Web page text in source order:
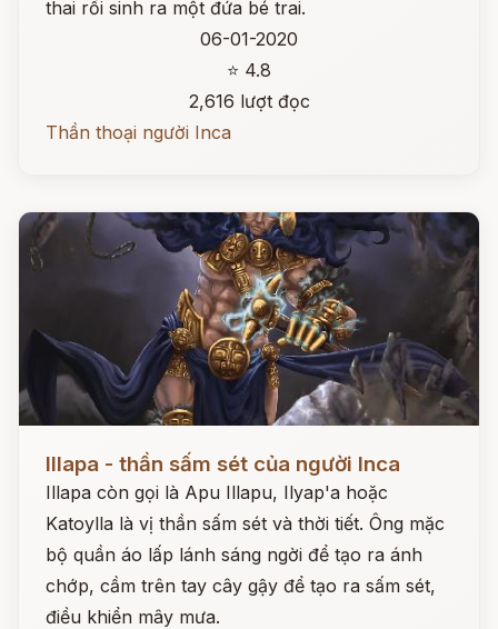
thai rồi sinh ra một đứa bé trai.
06-01-2020
⭐ 4.8
2,616 lượt đọc
Thần thoại người Inca
Illapa - thần sấm sét của người Inca
Illapa còn gọi là Apu Illapu, Ilyap'a hoặc
Katoylla là vị thần sấm sét và thời tiết. Ông mặc
bộ quần áo lấp lánh sáng ngời để tạo ra ánh
chớp, cầm trên tay cây gậy để tạo ra sấm sét,
điều khiển mây mưa.